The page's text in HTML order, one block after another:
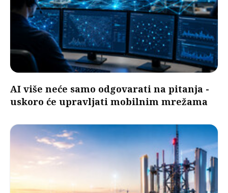
AI više neće samo odgovarati na pitanja -
uskoro će upravljati mobilnim mrežama